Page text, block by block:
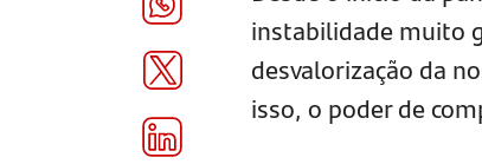
instabilidade muito
desvalorização da
isso, o poder de